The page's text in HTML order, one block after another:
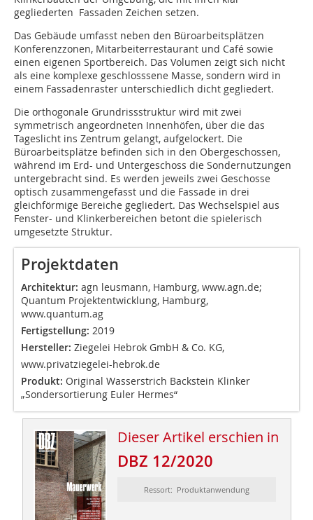
gegliederten Fassaden Zeichen setzen.
Das Gebäude umfasst neben den Büroarbeitsplätzen
Konferenzzonen, Mitarbeiterrestaurant und Café sowie
einen eigenen Sportbereich. Das Volumen zeigt sich nicht
als eine komplexe geschlosssene Masse, sondern wird in
einem Fassadenraster unterschiedlich dicht gegliedert.
Die orthogonale Grundrissstruktur wird mit zwei
symmetrisch angeordneten Innenhöfen, über die das
Tageslicht ins Zentrum gelangt, aufgelockert. Die
Büroarbeitsplätze befinden sich in den Obergeschossen,
während im Erd- und Untergeschoss die Sondernutzungen
untergebracht sind. Es werden jeweils zwei Geschosse
optisch zusammengefasst und die Fassade in drei
gleichförmige ­Bereiche gegliedert. Das Wechselspiel aus
Fens­ter- und Klinkerbereichen betont die spielerisch
umgesetzte Struktur.
Projektdaten
Architektur: agn leusmann, Hamburg, www.agn.de;
Quantum Projektentwicklung, Hamburg,
www.quantum.ag
Fertigstellung: 2019
Hersteller: Ziegelei Hebrok GmbH & Co. KG,
www.privatziegelei-hebrok.de
Produkt: Original Wasserstrich Backstein Klinker
„Sondersortierung Euler Hermes“
Dieser Artikel erschien in
DBZ 12/2020
Ressort: Produktanwendung